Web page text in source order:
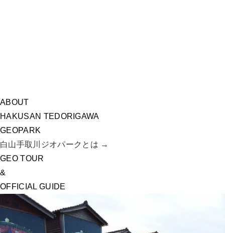
ABOUT
HAKUSAN TEDORIGAWA
GEOPARK
白山手取川ジオパークとは →
GEO TOUR
&
OFFICIAL GUIDE